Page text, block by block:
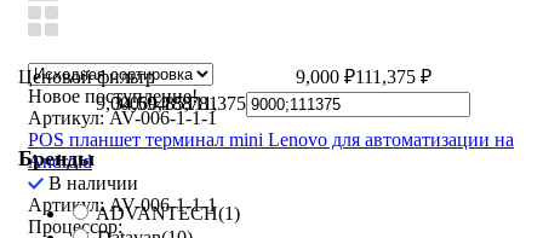
Ценовой фильтр 9,000 ₽111,375 ₽
9,000
34,59460,18885,781
111,375
Бренды
ADVANTECH(1)
Новое поступление!
Артикул: AV-006-1-1-1
POS планшет терминал mini Lenovo для автоматизации на
Android
В наличии
Артикул: AV-006-1-1-1
Процессор: